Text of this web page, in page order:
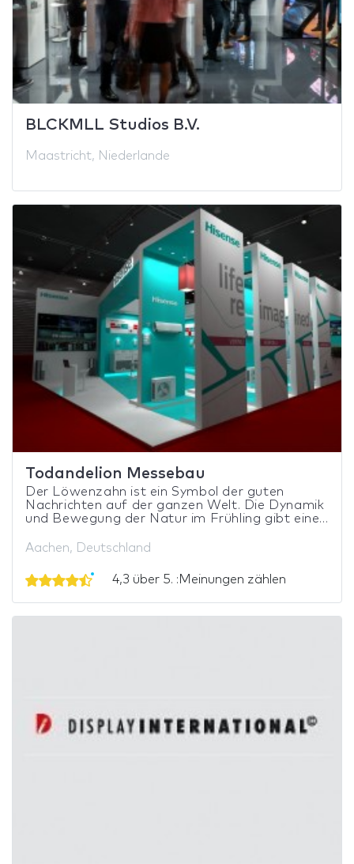
BLCKMLL Studios B.V.
Maastricht, Niederlande
Todandelion Messebau
Der Löwenzahn ist ein Symbol der guten
Nachrichten auf der ganzen Welt. Die Dynamik
und Bewegung der Natur im Frühling gibt eine...
Aachen, Deutschland
4,3 über 5. :Meinungen zählen